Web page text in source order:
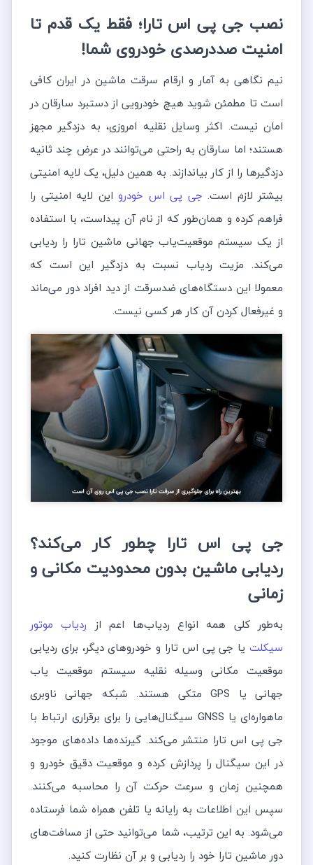
نصب جی پی اس تارا؛ فقط یک قدم تا
امنیت صددرصدی خودروی شما!
نیم نگاهی به آمار و ارقام سرقت ماشین در ایران کافی
است تا مطمئن شوید هیچ خودرویی از دستبرد سارقان در
امان نیست. اکثر وسایل نقلیه امروزی، به دزدگیر مجهز
هستند؛ اما سارقان به راحتی می‌توانند در عرض چند ثانیه
دزدگیرها را از کار بیاندازند. به همین دلیل، یک لایه امنیتی
بیشتر لازم است. جی پی اس خودرو این لایه امنیتی را
فراهم کرده و همان‌طور که از نام آن پیداست، با استفاده
از یک سیستم موقعیت‌یاب جهانی ماشین تارا را ردیابی
می‌کند. مزیت ردیاب نسبت به دزدگیر این است که
معمولا این دستگاه‌های ضدسرقت از دید افراد دور می‌ماند
و غیرفعال کردن آن کار هر کسی نیست.
جی پی اس تارا چطور کار می‌کند؟
ردیابی ماشین بدون محدودیت مکانی و
زمانی
به‌طور کلی همه انواع ردیاب‌ها اعم از ردیاب موتور
سیکلت یا جی پی اس تارا و خودروهای دیگر، برای ردیابی
موقعیت مکانی وسیله نقلیه سیستم موقعیت یاب
جهانی یا GPS متکی هستند. شبکه جهانی ناوبری
ماهواره‌ای یا GNSS سیگنال‌هایی را برای برقراری ارتباط با
جی پی اس تارا منتشر می‌کند. گیرنده‌ها داده‌های موجود
در این سیگنال را پردازش کرده و موقعیت دقیق خودرو و
همچنین زمان و سرعت حرکت آن را محاسبه می‌کنند.
سپس این اطلاعات به رایانه یا تلفن همراه شما فرستاده
می‌شود. به این ترتیب، شما می‌توانید حتی از مسافت‌های
دور ماشین تارا خود را ردیابی و بر آن نظارت کنید.